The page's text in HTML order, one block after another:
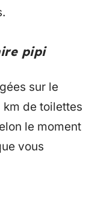
pipi
sur le
km de toilettes
le moment
vous